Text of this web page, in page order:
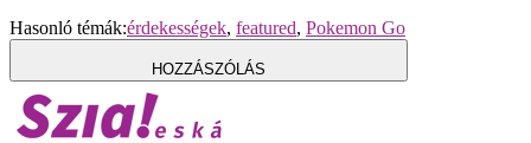
Hasonló témák:érdekességek, featured, Pokemon Go
HOZZÁSZÓLÁS